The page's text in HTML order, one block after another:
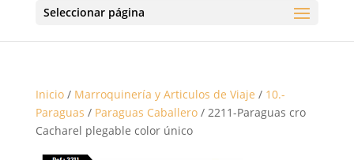
Seleccionar página
Inicio/ Marroquinería y Articulos de Viaje / 10.-
Paraguas / Paraguas Caballero/ 2211-Paraguas cro
Cacharel plegable color único